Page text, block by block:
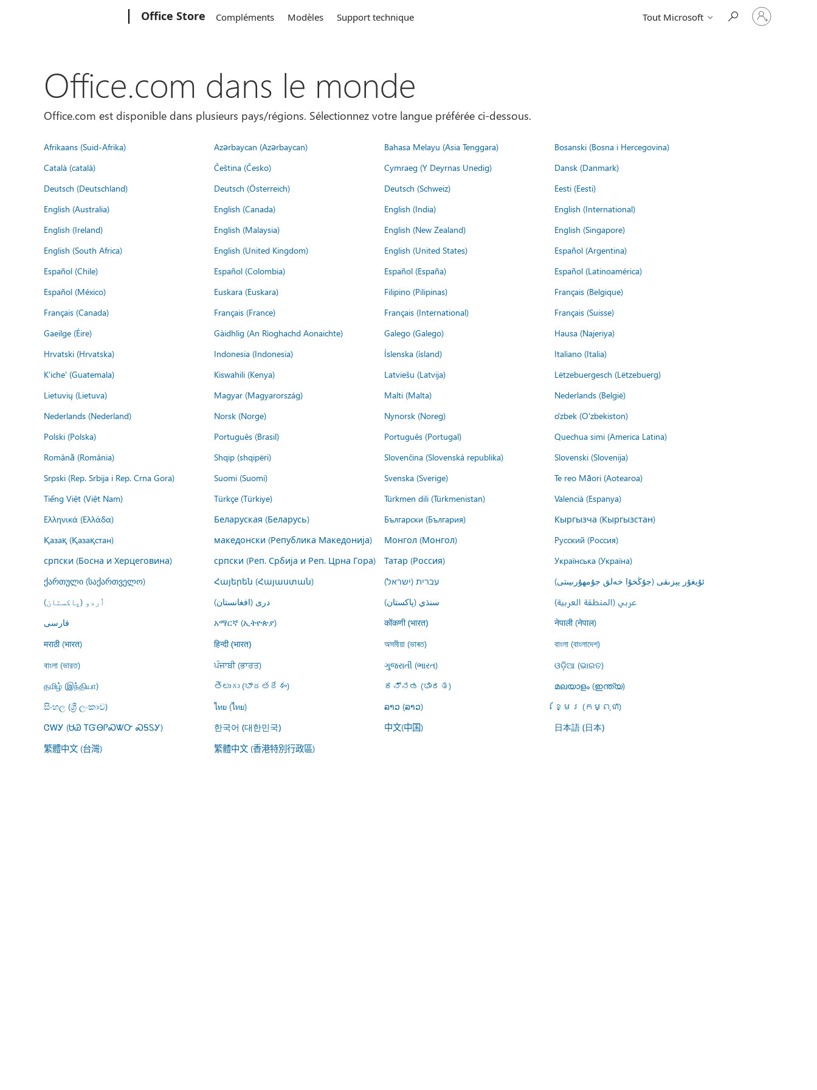
Office Store Compléments Modèles Support technique Tout Microsoft
Connectez-
vous
Office.com dans le monde
Office.com est disponible dans plusieurs pays/régions. Sélectionnez votre langue préférée ci-dessous.
Afrikaans (Suid-Afrika) Azərbaycan (Azərbaycan) Bahasa Melayu (Asia Tenggara)
Bosanski (Bosna i Hercegovina)
Català (català)
Čeština (Česko) Cymraeg (Y Deyrnas Unedig)
Dansk (Danmark)
Deutsch (Deutschland)
Deutsch (Österreich) Deutsch (Schweiz)
Eesti (Eesti)
English (Australia)
English (Canada) English (India)
English (International)
English (Ireland)
English (Malaysia) English (New Zealand)
English (Singapore)
English (South Africa)
English (United Kingdom) English (United States)
Español (Argentina)
Español (Chile)
Español (Colombia) Español (España)
Español (Latinoamérica)
Español (México)
Euskara (Euskara) Filipino (Pilipinas)
Français (Belgique)
Français (Canada)
Français (France) Français (International)
Français (Suisse)
Gaeilge (Éire)
Gàidhlig (An Rìoghachd Aonaichte) Galego (Galego)
Hausa (Najeriya)
Hrvatski (Hrvatska)
Indonesia (Indonesia) Íslenska (ísland)
Italiano (Italia)
K'iche' (Guatemala)
Kiswahili (Kenya) Latviešu (Latvija)
Lëtzebuergesch (Lëtzebuerg)
Lietuvių (Lietuva)
Magyar (Magyarország) Malti (Malta)
Nederlands (België)
Nederlands (Nederland)
Norsk (Norge) Nynorsk (Noreg)
o'zbek (O'zbekiston)
Polski (Polska)
Português (Brasil) Português (Portugal)
Quechua simi (America Latina)
Română (România)
Shqip (shqipëri) Slovenčina (Slovenská republika)
Slovenski (Slovenija)
Srpski (Rep. Srbija i Rep. Crna Gora)
Suomi (Suomi) Svenska (Sverige)
Te reo Māori (Aotearoa)
Tiếng Việt (Việt Nam)
Türkçe (Türkiye) Türkmen dili (Türkmenistan)
Valencià (Espanya)
Ελληνικά (Ελλάδα)
Беларуская (Беларусь) Български (България)
Кыргызча (Кыргызстан)
Қазақ (Қазақстан)
македонски (Република Македонија) Монгол (Монгол)
Русский (Россия)
српски (Босна и Херцеговина)
српски (Реп. Србија и Реп. Црна Гора) Татар (Россия)
Українська (Україна)
ქართული (საქართველო)
Հայերեն (Հայաստան) עברית (ישראל)
ئۇيغۇر يېزىقى (جۇڭخۇا خەلق جۇمھۇرىيىتى)
اُردو (پاکستان)
درى (افغانستان) سنڌي (پاکستان)
عربي (المنطقة العربية)
فارسى
አማርኛ (ኢትዮጵያ) कोंकणी (भारत)
नेपाली (नेपाल)
मराठी (भारत)
हिन्दी (भारत) অসমীয়া (ভাৰত)
বাংলা (বাংলাদেশ)
বাংলা (ভারত)
ਪੰਜਾਬੀ (ਭਾਰਤ) ગુજરાતી (ભારત)
ଓଡ଼ିଆ (ଭାରତ)
தமிழ் (இந்தியா)
తెలుగు (భారతదేశం) ಕನ್ನಡ (ಭಾರತ)
മലയാളം (ഇന്ത്യ)
සිංහල (ශ්‍රී ලංකාව)
ไทย (ไทย) ລາວ (ລາວ)
ខ្មែរ (កម្ពុជា)
ᏣᎳᎩ (ᏌᏊ ᎢᏳᎾᎵᏍᏔᏅ ᏍᎦᏚᎩ)
한국어 (대한민국) 中文(中国) 日本語 (日本)
繁體中文 (台灣) 繁體中文 (香港特別行政區)